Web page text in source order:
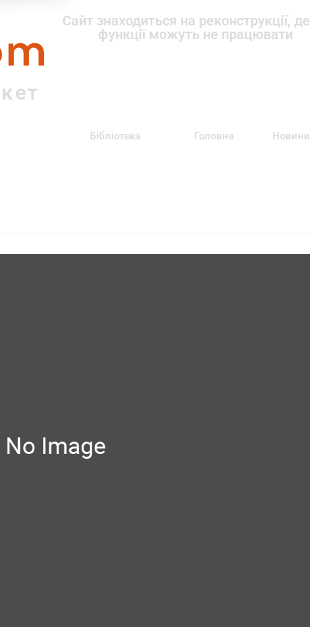
Сайт знаходиться на реконструкції,
функції можуть не працювати
Бібліотека Головна Новини